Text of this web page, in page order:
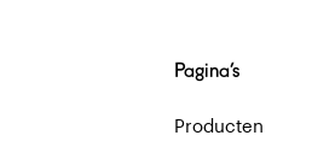
Pagina’s
Producten